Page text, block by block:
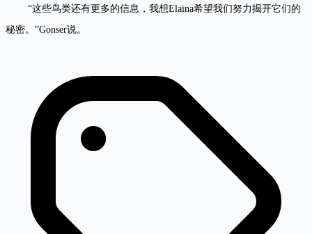
“这些鸟类还有更多的信息，我想Elaina希望我们努力揭开它们的
秘密。”Gonser说。